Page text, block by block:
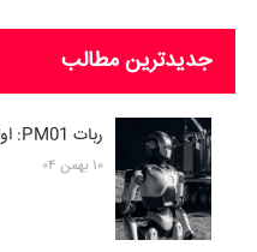
جدیدترین مطالب
ربات PM01: اولین ربات انسان‌نمای فضانورد جهان
۱۰ بهمن ۰۴